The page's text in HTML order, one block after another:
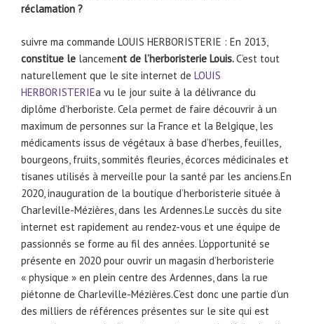
réclamation ?
suivre ma commande LOUIS HERBORISTERIE : En 2013,
constitue le lancement de l’herboristerie Louis.C’est tout
naturellement que le site internet de LOUIS
HERBORISTERIEa vu le jour suite à la délivrance du
diplôme d’herboriste. Cela permet de faire découvrir à un
maximum de personnes sur la France et la Belgique, les
médicaments issus de végétaux à base d’herbes, feuilles,
bourgeons, fruits, sommités fleuries, écorces médicinales et
tisanes utilisés à merveille pour la santé par les anciens.En
2020, inauguration de la boutique d’herboristerie située à
Charleville-Mézières, dans les Ardennes.Le succès du site
internet est rapidement au rendez-vous et une équipe de
passionnés se forme au fil des années. L’opportunité se
présente en 2020 pour ouvrir un magasin d’herboristerie
« physique » en plein centre des Ardennes, dans la rue
piétonne de Charleville-Mézières.C’est donc une partie d’un
des milliers de références présentes sur le site qui est